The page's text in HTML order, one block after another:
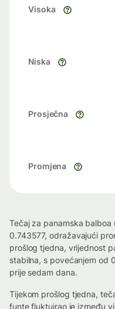
Visoka
Niska
Prosječna
Promjena
Tečaj za panamska
0.743577, odražavajući
prošlog tjedna, vrijednost
stabilna, s povećanjem od
prije sedam dana.
Tijekom prošlog tjedna,
funte fluktuirao je između